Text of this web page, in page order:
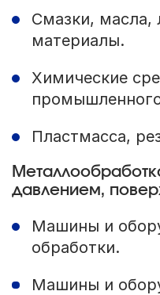
Смазки, масла,
материалы.
Химические
Пластмасса,
давлением,
Машины и
обработки.
Машины и